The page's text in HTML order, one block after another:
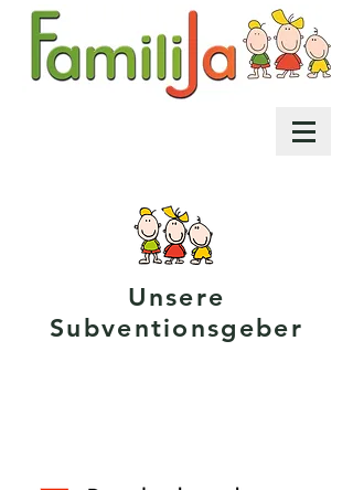
Unsere
Subventionsgeber